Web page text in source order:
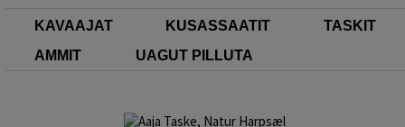
KAVAAJAT KUSASSAATIT
TASKIT
AMMIT
UAGUT PILLUTA